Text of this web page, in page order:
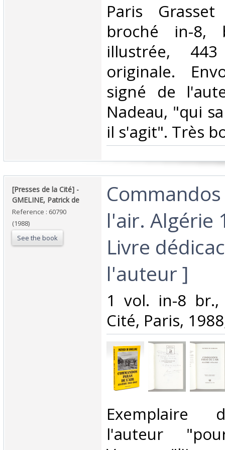
‎Paris
broché in-8,
illustrée,
originale.
signé de
Nadeau, "qui
il s'agit". Très
‎[Presses de la Cité] - ‎
‎GMELINE, Patrick de‎
Reference : 60790
(1988)
See the book
l'air. Algérie
Livre
l'auteur ]‎
‎1 vol. in-8 br.,
Cité, Paris,
‎Exemplaire
l'auteur